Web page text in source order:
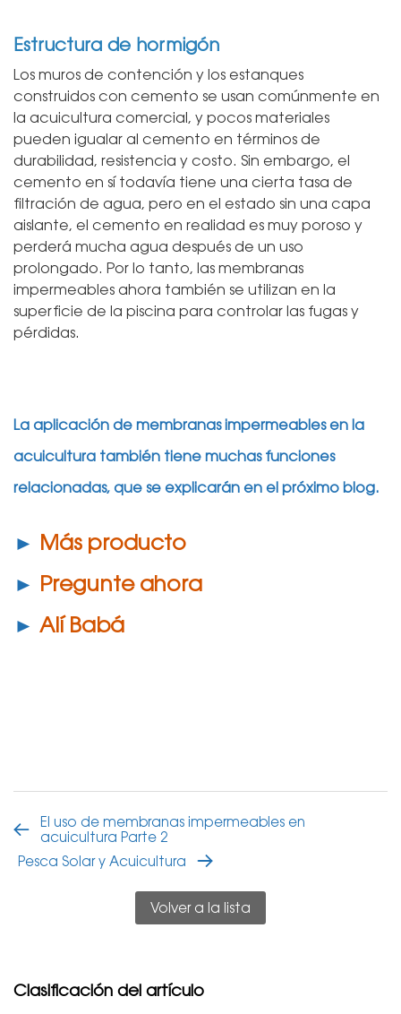
Estructura de hormigón
Los muros de contención y los estanques
construidos con cemento se usan comúnmente en
la acuicultura comercial, y pocos materiales
pueden igualar al cemento en términos de
durabilidad, resistencia y costo. Sin embargo, el
cemento en sí todavía tiene una cierta tasa de
filtración de agua, pero en el estado sin una capa
aislante, el cemento en realidad es muy poroso y
perderá mucha agua después de un uso
prolongado. Por lo tanto, las membranas
impermeables ahora también se utilizan en la
superficie de la piscina para controlar las fugas y
pérdidas.
La aplicación de membranas impermeables en la
acuicultura también tiene muchas funciones
relacionadas, que se explicarán en el próximo blog.
► Más producto
► Pregunte ahora
► Alí Babá
El uso de membranas impermeables en
acuicultura Parte 2
Pesca Solar y Acuicultura
Volver a la lista
Clasificación del artículo